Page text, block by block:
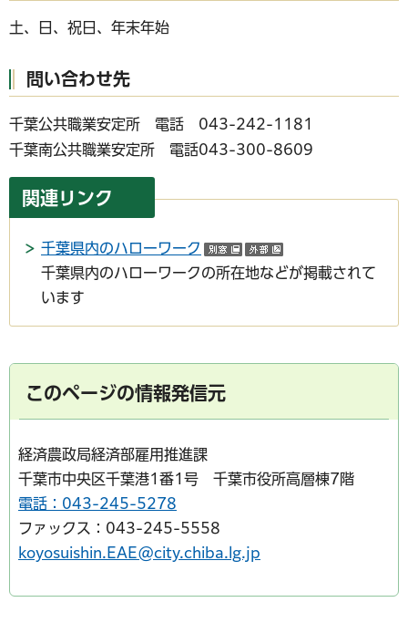
土、日、祝日、年末年始
問い合わせ先
千葉公共職業安定所 電話 043-242-1181
千葉南公共職業安定所 電話043-300-8609
関連リンク
千葉県内のハローワーク （別ウインドウで開く）
千葉県内のハローワークの所在地などが掲載されて
います
このページの情報発信元
経済農政局経済部雇用推進課
千葉市中央区千葉港1番1号 千葉市役所高層棟7階
電話：043-245-5278
ファックス：043-245-5558
koyosuishin.EAE@city.chiba.lg.jp